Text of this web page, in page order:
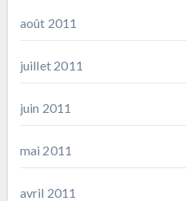
août 2011
juillet 2011
juin 2011
mai 2011
avril 2011